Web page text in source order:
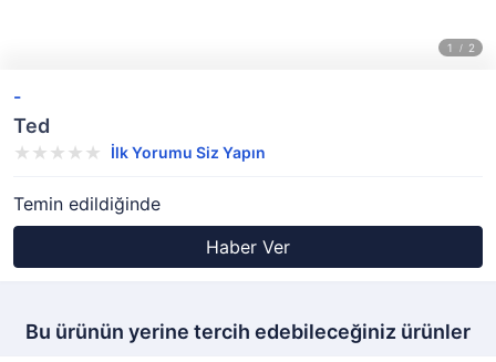
-
Ted
İlk Yorumu Siz Yapın
Temin edildiğinde
Haber Ver
Bu ürünün yerine tercih edebileceğiniz ürünler